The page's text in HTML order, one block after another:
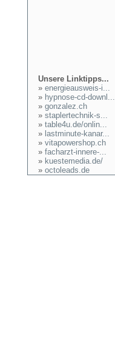
Unsere Linktipps...
» energieausweis-i...
» hypnose-cd-downl...
» gonzalez.ch
» staplertechnik-s...
» table4u.de/onlin...
» lastminute-kanar...
» vitapowershop.ch
» facharzt-innere-...
» kuestemedia.de/
» octoleads.de